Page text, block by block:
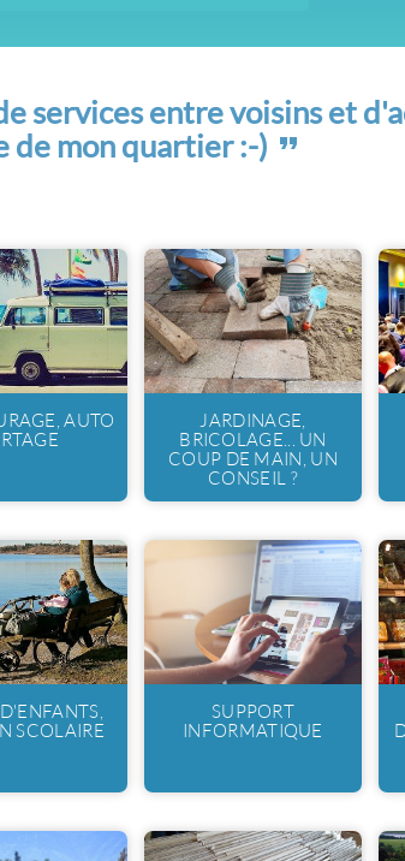
services entre voisins et
de mon quartier :-)
AUTO
JARDINAGE,
BRICOLAGE... UN
COUP DE MAIN, UN
CONSEIL ?
SCOLAIRE
SUPPORT
INFORMATIQUE